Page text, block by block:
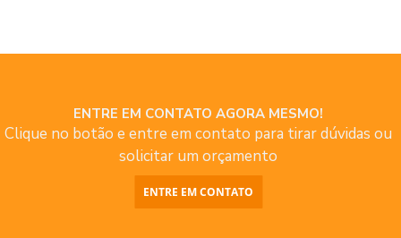
ENTRE EM CONTATO AGORA MESMO!
Clique no botão e entre em contato para tirar dúvidas ou
solicitar um orçamento
ENTRE EM CONTATO